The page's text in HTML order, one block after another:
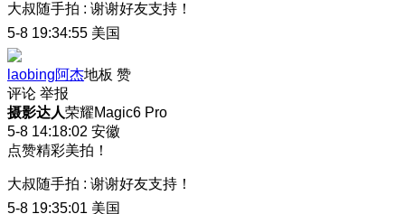
大叔随手拍 : 谢谢好友支持！
5-8 19:34:55 美国
laobing阿杰地板 赞
评论 举报
摄影达人荣耀Magic6 Pro
5-8 14:18:02 安徽
点赞精彩美拍！
大叔随手拍 : 谢谢好友支持！
5-8 19:35:01 美国